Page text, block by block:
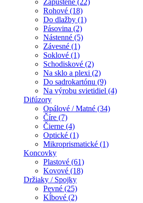
Zapustené (22)
Rohové (18)
Do dlažby (1)
Pásovina (2)
Nástenné (5)
Závesné (1)
Soklové (1)
Schodiskové (2)
Na sklo a plexi (2)
Do sadrokartónu (9)
Na výrobu svietidiel (4)
Difúzory
Opálové / Matné (34)
Číre (7)
Čierne (4)
Optické (1)
Mikroprismatické (1)
Koncovky
Plastové (61)
Kovové (18)
Držiaky / Spojky
Pevné (25)
Kĺbové (2)